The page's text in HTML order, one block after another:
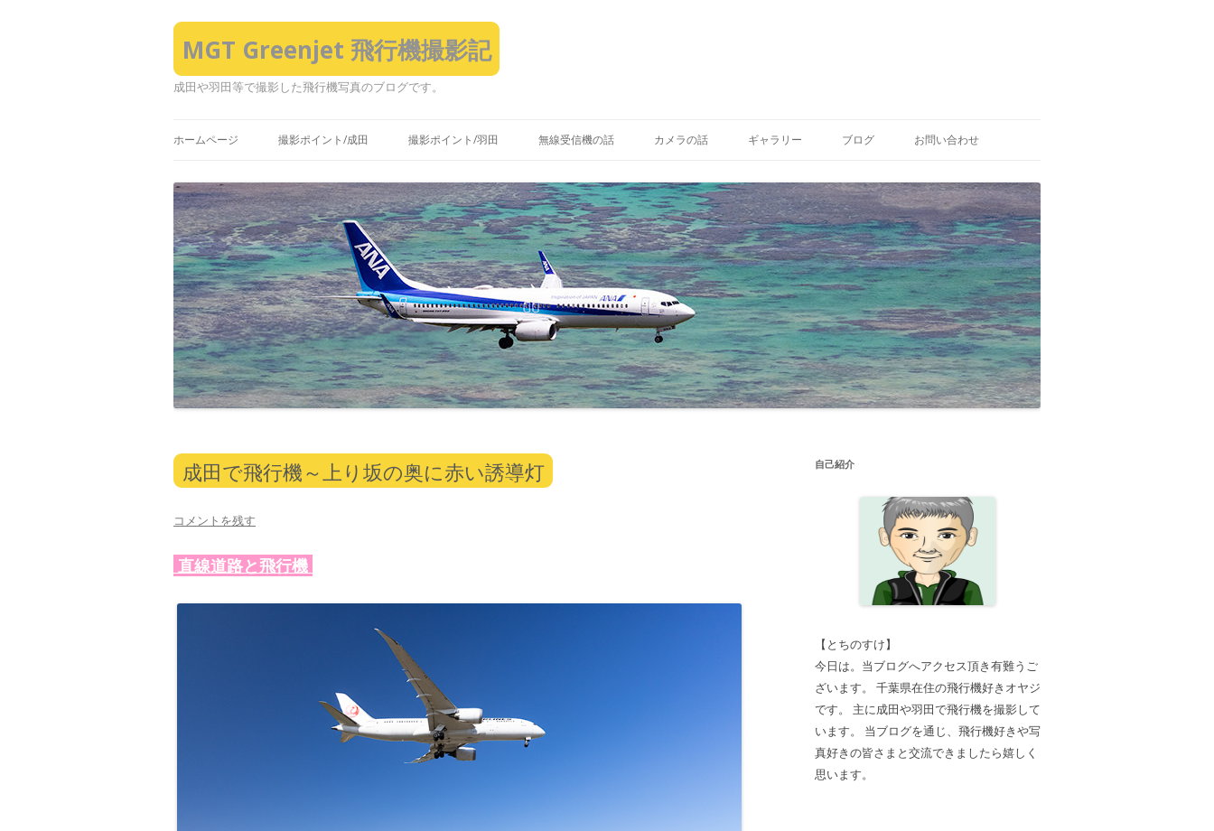
MGT Greenjet 飛行機撮影記
成田や羽田等で撮影した飛行機写真のブログです。
ン
テ
へ
ス
キ
ッ
プ
ホームページ 撮影ポイント/成田 撮影ポイント/羽田 無線受信機の話 カメラの話 ギャラリー ブログ お問い合わせ
成田で飛行機～上り坂の奥に赤い誘導灯
コメントを残す
直線道路と飛行機
自己紹介
【とちのすけ】
今日は。当ブログへアクセス頂き有難うご
ざいます。 千葉県在住の飛行機好きオヤジ
です。 主に成田や羽田で飛行機を撮影して
います。 当ブログを通じ、飛行機好きや写
真好きの皆さまと交流できましたら嬉しく
思います。